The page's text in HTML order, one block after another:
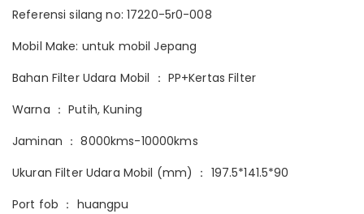
Referensi silang no: 17220-5r0-008
Mobil Make: untuk mobil Jepang
Bahan Filter Udara Mobil ： PP+Kertas Filter
Warna ： Putih, Kuning
Jaminan ： 8000kms-10000kms
Ukuran Filter Udara Mobil (mm) ： 197.5*141.5*90
Port fob ： huangpu